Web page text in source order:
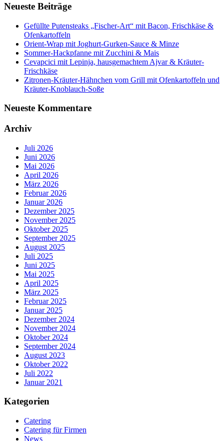
Neueste Beiträge
Gefüllte Putensteaks „Fischer-Art“ mit Bacon, Frischkäse &
Ofenkartoffeln
Orient-Wrap mit Joghurt-Gurken-Sauce & Minze
Sommer-Hackpfanne mit Zucchini & Mais
Cevapcici mit Lepinja, hausgemachtem Ajvar & Kräuter-
Frischkäse
Zitronen-Kräuter-Hähnchen vom Grill mit Ofenkartoffeln und
Kräuter-Knoblauch-Soße
Neueste Kommentare
Archiv
Juli 2026
Juni 2026
Mai 2026
April 2026
März 2026
Februar 2026
Januar 2026
Dezember 2025
November 2025
Oktober 2025
September 2025
August 2025
Juli 2025
Juni 2025
Mai 2025
April 2025
März 2025
Februar 2025
Januar 2025
Dezember 2024
November 2024
Oktober 2024
September 2024
August 2023
Oktober 2022
Juli 2022
Januar 2021
Kategorien
Catering
Catering für Firmen
News